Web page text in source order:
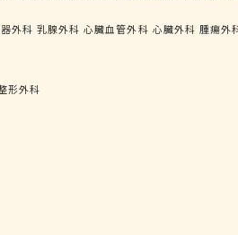
外科 乳腺外科 心臓血管外科 心臓外科 腫瘍外
形外科